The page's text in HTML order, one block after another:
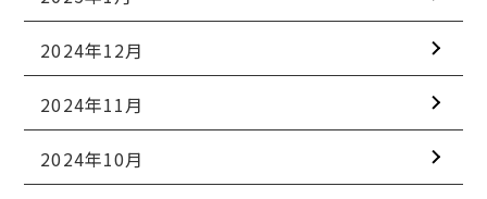
2024年12月
2024年11月
2024年10月